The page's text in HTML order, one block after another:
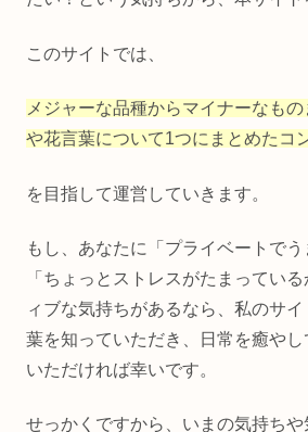
このサイトでは、
メジャーな品種からマイナーなも
や花言葉について1つにまとめたコ
を目指して運営していきます。
もし、あなたに「プライベートで
「ちょっとストレスがたまってい
ィブな気持ちがあるなら、私のサ
葉を知っていただき、日常を癒や
いただければ幸いです。
せっかくですから、いまの気持ちや